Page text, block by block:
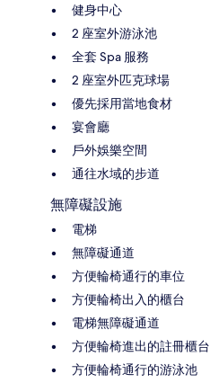
健身中心
2 座室外游泳池
全套 Spa 服務
2 座室外匹克球場
優先採用當地食材
宴會廳
戶外娛樂空間
通往水域的步道
無障礙設施
電梯
無障礙通道
方便輪椅通行的車位
方便輪椅出入的櫃台
電梯無障礙通道
方便輪椅進出的註冊櫃台
方便輪椅通行的游泳池